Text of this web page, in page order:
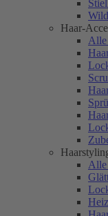
Haar-
Alle
Alle